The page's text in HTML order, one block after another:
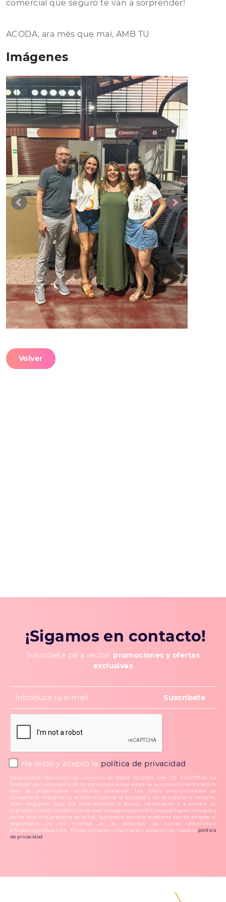
comercial que seguro te van a sorprender!
ACODA, ara més que mai, AMB TU
Imágenes
Volver
¡Sigamos en contacto!
Suscríbete para recibir promociones y ofertas
exclusivas
He leído y acepto la política de privacidad.
Responsable: Asociación de comercio de Aldaia (ACODA), con CIF G46557542. La
finalidad del tratamiento de los datos para la que usted da su consentimiento será la
dela de proporcionar contenido comercial. Los datos proporcionados se
conservarán mientras no solicite el cese de la actividad y no se cederán a terceros,
salvo obligación legal. Ud. tiene derecho al acceso, rectificación o a solicitar su
supresión cuando los datos ya no sean necesarios para los fines que fueron recogidos
en los términos previstos en la Ley, que podrá ejercitar mediante escrito dirigido al
responsable de los mismos en la dirección de correo electrónico
info@compraldaia.com. Puede consultar información adicional en nuestra política
de privacidad